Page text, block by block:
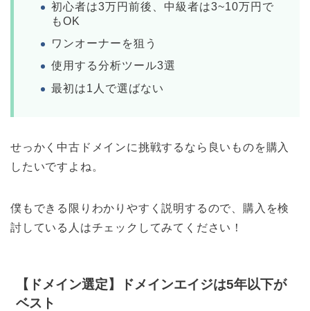
初心者は3万円前後、中級者は3~10万円で
もOK
ワンオーナーを狙う
使用する分析ツール3選
最初は1人で選ばない
せっかく中古ドメインに挑戦するなら良いものを購入
したいですよね。
僕もできる限りわかりやすく説明するので、購入を検
討している人はチェックしてみてください！
【ドメイン選定】ドメインエイジは5年以下が
ベスト